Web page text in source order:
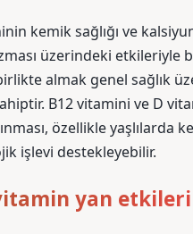
kemik sağlığı ve
üzerindeki etkileriyle
almak genel sağlık
B12 vitamini ve D
özellikle yaşlılarda
işlevi destekleyebilir.
yan